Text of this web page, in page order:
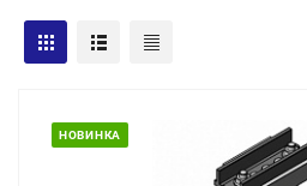
НОВИНКА